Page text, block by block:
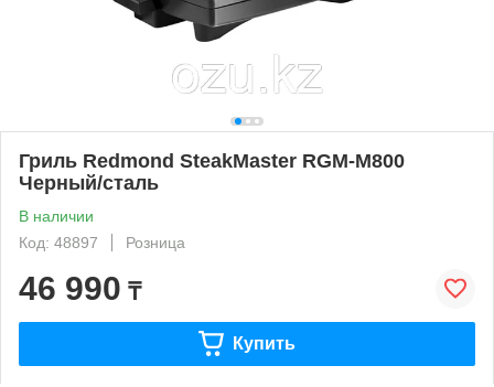
Гриль Redmond SteakMaster RGM-M800
Черный/сталь
В наличии
Код: 48897
Розница
46 990 ₸
Купить